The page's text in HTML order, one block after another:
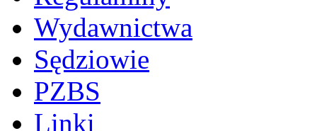
Wydawnictwa
Sędziowie
PZBS
Linki